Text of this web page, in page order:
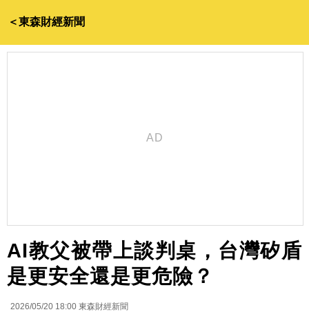
＜東森財經新聞
AI教父被帶上談判桌，台灣矽盾
是更安全還是更危險？
2026/05/20 18:00 東森財經新聞